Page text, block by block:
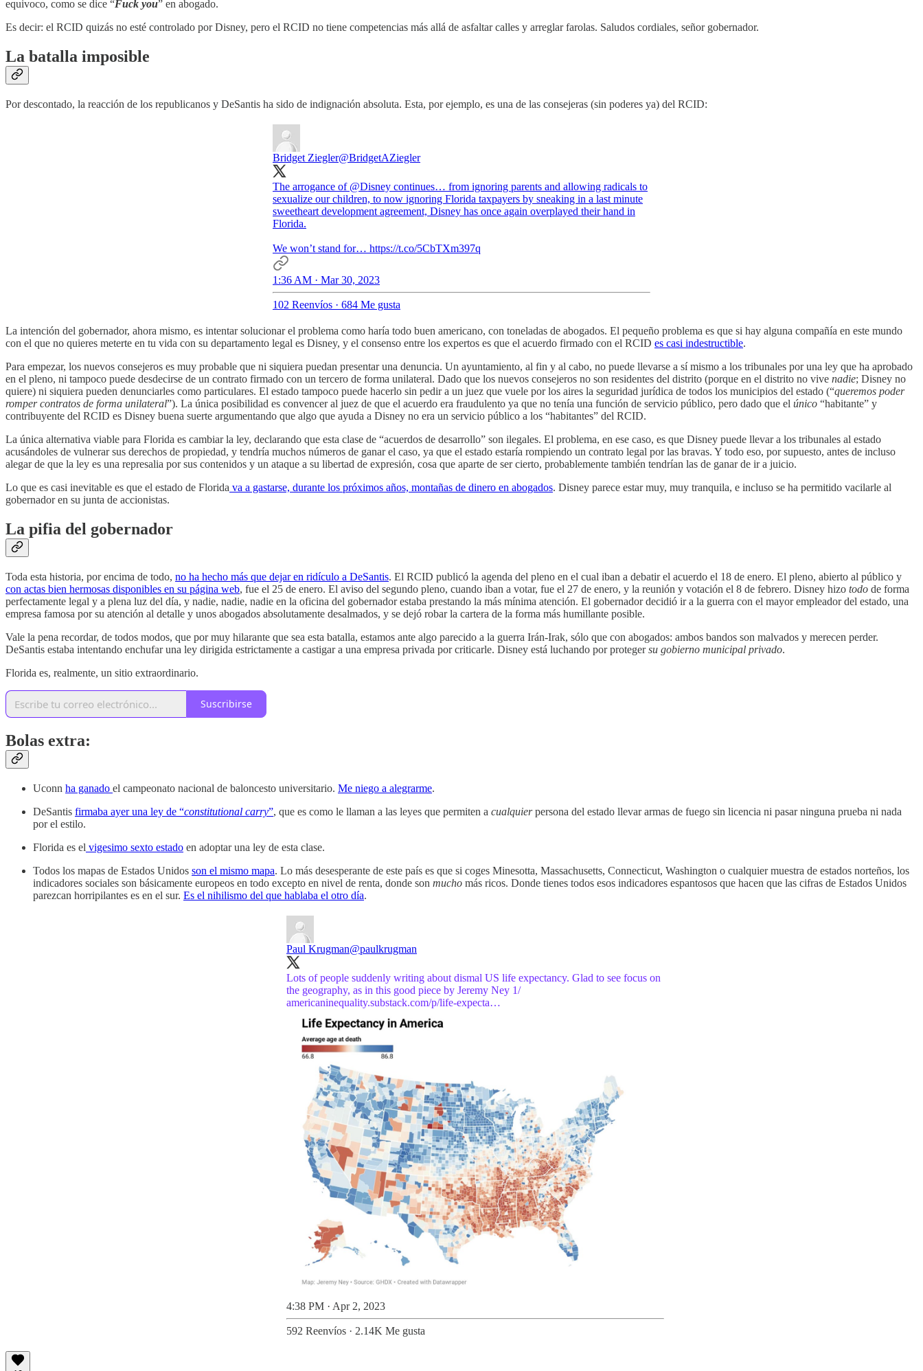
equivoco, como se dice “Fuck you” en abogado.
Es decir: el RCID quizás no esté controlado por Disney, pero el RCID no tiene competencias más allá de asfaltar calles y arreglar farolas. Saludos cordiales, señor gobernador.
La batalla imposible
Por descontado, la reacción de los republicanos y DeSantis ha sido de indignación absoluta. Esta, por ejemplo, es una de las consejeras (sin poderes ya) del RCID:
Bridget Ziegler@BridgetAZiegler
The arrogance of @Disney continues… from ignoring parents and allowing radicals to
sexualize our children, to now ignoring Florida taxpayers by sneaking in a last minute
sweetheart development agreement, Disney has once again overplayed their hand in
Florida.
We won’t stand for… https://t.co/5CbTXm397q
1:36 AM · Mar 30, 2023
102 Reenvíos · 684 Me gusta
La intención del gobernador, ahora mismo, es intentar solucionar el problema como haría todo buen americano, con toneladas de abogados. El pequeño problema es que si hay alguna compañía en este mundo
con el que no quieres meterte en tu vida con su departamento legal es Disney, y el consenso entre los expertos es que el acuerdo firmado con el RCID es casi indestructible.
Para empezar, los nuevos consejeros es muy probable que ni siquiera puedan presentar una denuncia. Un ayuntamiento, al fin y al cabo, no puede llevarse a sí mismo a los tribunales por una ley que ha aprobado
en el pleno, ni tampoco puede desdecirse de un contrato firmado con un tercero de forma unilateral. Dado que los nuevos consejeros no son residentes del distrito (porque en el distrito no vive nadie; Disney no
quiere) ni siquiera pueden denunciarles como particulares. El estado tampoco puede hacerlo sin pedir a un juez que vuele por los aires la seguridad jurídica de todos los municipios del estado (“queremos poder
romper contratos de forma unilateral”). La única posibilidad es convencer al juez de que el acuerdo era fraudulento ya que no tenía una función de servicio público, pero dado que el único “habitante” y
contribuyente del RCID es Disney buena suerte argumentando que algo que ayuda a Disney no era un servicio público a los “habitantes” del RCID.
La única alternativa viable para Florida es cambiar la ley, declarando que esta clase de “acuerdos de desarrollo” son ilegales. El problema, en ese caso, es que Disney puede llevar a los tribunales al estado
acusándoles de vulnerar sus derechos de propiedad, y tendría muchos números de ganar el caso, ya que el estado estaría rompiendo un contrato legal por las bravas. Y todo eso, por supuesto, antes de incluso
alegar de que la ley es una represalia por sus contenidos y un ataque a su libertad de expresión, cosa que aparte de ser cierto, probablemente también tendrían las de ganar de ir a juicio.
Lo que es casi inevitable es que el estado de Florida va a gastarse, durante los próximos años, montañas de dinero en abogados. Disney parece estar muy, muy tranquila, e incluso se ha permitido vacilarle al
gobernador en su junta de accionistas.
La pifia del gobernador
Toda esta historia, por encima de todo, no ha hecho más que dejar en ridículo a DeSantis. El RCID publicó la agenda del pleno en el cual iban a debatir el acuerdo el 18 de enero. El pleno, abierto al público y
con actas bien hermosas disponibles en su página web, fue el 25 de enero. El aviso del segundo pleno, cuando iban a votar, fue el 27 de enero, y la reunión y votación el 8 de febrero. Disney hizo todo de forma
perfectamente legal y a plena luz del día, y nadie, nadie, nadie en la oficina del gobernador estaba prestando la más mínima atención. El gobernador decidió ir a la guerra con el mayor empleador del estado, una
empresa famosa por su atención al detalle y unos abogados absolutamente desalmados, y se dejó robar la cartera de la forma más humillante posible.
Vale la pena recordar, de todos modos, que por muy hilarante que sea esta batalla, estamos ante algo parecido a la guerra Irán-Irak, sólo que con abogados: ambos bandos son malvados y merecen perder.
DeSantis estaba intentando enchufar una ley dirigida estrictamente a castigar a una empresa privada por criticarle. Disney está luchando por protegersu gobierno municipal privado.
Florida es, realmente, un sitio extraordinario.
Suscribirse
Bolas extra:
Uconn ha ganado el campeonato nacional de baloncesto universitario. Me niego a alegrarme.
DeSantis firmaba ayer una ley de “constitutional carry”, que es como le llaman a las leyes que permiten a cualquierpersona del estado llevar armas de fuego sin licencia ni pasar ninguna prueba ni nada
por el estilo.
Florida es el vigesimo sexto estado en adoptar una ley de esta clase.
Todos los mapas de Estados Unidos son el mismo mapa. Lo más desesperante de este país es que si coges Minesotta, Massachusetts, Connecticut, Washington o cualquier muestra de estados norteños, los
indicadores sociales son básicamente europeos en todo excepto en nivel de renta, donde son mucho más ricos. Donde tienes todos esos indicadores espantosos que hacen que las cifras de Estados Unidos
parezcan horripilantes es en el sur. Es el nihilismo del que hablaba el otro día.
Paul Krugman@paulkrugman
Lots of people suddenly writing about dismal US life expectancy. Glad to see focus on
the geography, as in this good piece by Jeremy Ney 1/
americaninequality.substack.com/p/life-expecta…
4:38 PM · Apr 2, 2023
592 Reenvíos · 2.14K Me gusta